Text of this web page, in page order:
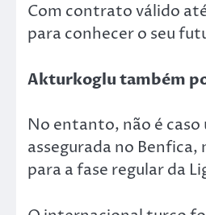
Com contrato válido
para conhecer o seu
Akturkoglu também
No entanto, não é caso
assegurada no
para a fase regular da